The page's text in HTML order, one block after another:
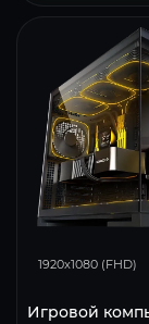
1920x1080 (FHD)
Игровой